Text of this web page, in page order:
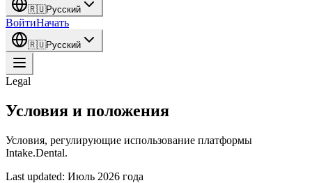
🇷🇺Русский
ВойтиНачать
🇷🇺Русский
Legal
Условия и положения
Условия, регулирующие использование платформы
Intake.Dental.
Last updated: Июль 2026 года